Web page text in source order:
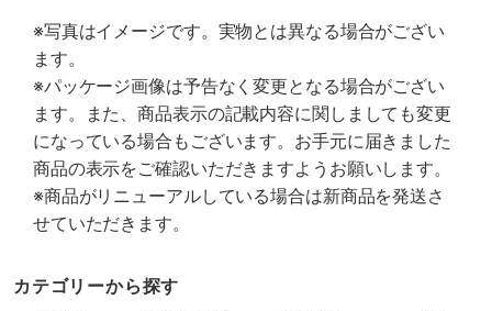
※写真はイメージです。実物とは異なる場合がござい
ます。
※パッケージ画像は予告なく変更となる場合がござい
ます。また、商品表示の記載内容に関しましても変更
になっている場合もございます。お手元に届きました
商品の表示をご確認いただきますようお願いします。
※商品がリニューアルしている場合は新商品を発送さ
せていただきます。
カテゴリーから探す